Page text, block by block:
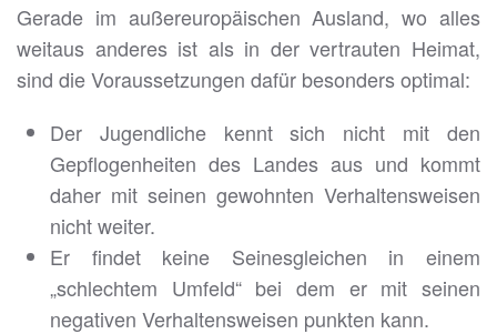
Gerade im außereuropäischen Ausland, wo alles
weitaus anderes ist als in der vertrauten Heimat,
sind die Voraussetzungen dafür besonders optimal:
Der Jugendliche kennt sich nicht mit den
Gepflogenheiten des Landes aus und kommt
daher mit seinen gewohnten Verhaltensweisen
nicht weiter.
Er findet keine Seinesgleichen in einem
„schlechtem Umfeld“ bei dem er mit seinen
negativen Verhaltensweisen punkten kann.